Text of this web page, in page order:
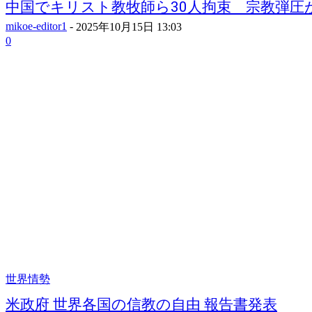
中国でキリスト教牧師ら30人拘束 宗教弾圧
mikoe-editor1 - 2025年10月15日 13:03
0
世界情勢
米政府 世界各国の信教の自由 報告書発表